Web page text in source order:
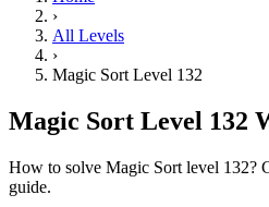
›
All Levels
›
Magic Sort Level 132
Magic Sort Level 132
How to solve Magic Sort level 132?
guide.